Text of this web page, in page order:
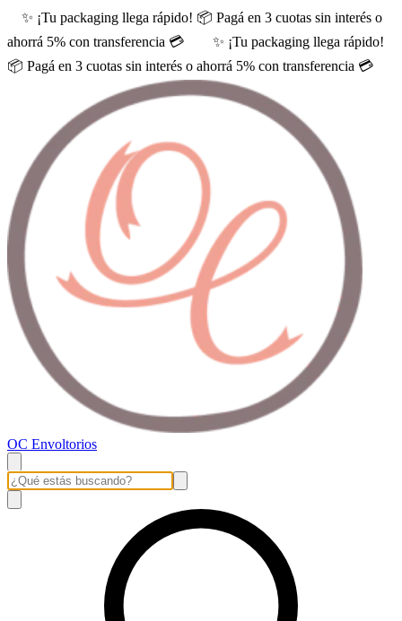
✨ ¡Tu packaging llega rápido! 📦 Pagá en 3 cuotas sin interés o
ahorrá 5% con transferencia 💳
✨ ¡Tu packaging llega rápido!
📦 Pagá en 3 cuotas sin interés o ahorrá 5% con transferencia 💳
OC Envoltorios